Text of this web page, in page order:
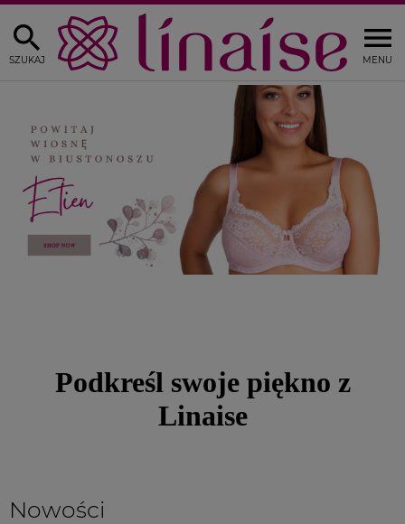
MENU
SZUKAJ
Podkreśl swoje piękno z
Linaise
Nowości